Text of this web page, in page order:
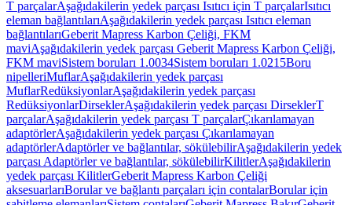
T parçalarAşağıdakilerin yedek parçası Isıtıcı için T parçalarIsıtıcı
eleman bağlantılarıAşağıdakilerin yedek parçası Isıtıcı eleman
bağlantılarıGeberit Mapress Karbon Çeliği, FKM
maviAşağıdakilerin yedek parçası Geberit Mapress Karbon Çeliği,
FKM maviSistem boruları 1.0034Sistem boruları 1.0215Boru
nipelleriMuflarAşağıdakilerin yedek parçası
MuflarRedüksiyonlarAşağıdakilerin yedek parçası
RedüksiyonlarDirseklerAşağıdakilerin yedek parçası DirseklerT
parçalarAşağıdakilerin yedek parçası T parçalarÇıkarılamayan
adaptörlerAşağıdakilerin yedek parçası Çıkarılamayan
adaptörlerAdaptörler ve bağlantılar, sökülebilirAşağıdakilerin yedek
parçası Adaptörler ve bağlantılar, sökülebilirKilitlerAşağıdakilerin
yedek parçası KilitlerGeberit Mapress Karbon Çeliği
aksesuarlarıBorular ve bağlantı parçaları için contalarBorular için